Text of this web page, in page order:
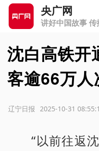
央广网
讲好中国故事
沈白高铁开
客逾66万人
2025-10-31
辽宁日报
“以前往返